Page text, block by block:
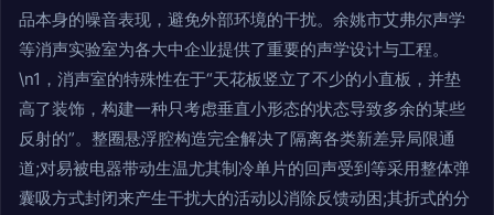
品本身的噪音表现，避免外部环境的干扰。余姚市艾弗尔声学
等消声实验室为各大中企业提供了重要的声学设计与工程。
\n1，消声室的特殊性在于“天花板竖立了不少的小直板，并垫
高了装饰，构建一种只考虑垂直小形态的状态导致多余的某些
反射的”。整圈悬浮腔构造完全解决了隔离各类新差异局限通
道;对易被电器带动生温尤其制冷单片的回声受到等采用整体弹
囊吸方式封闭来产生干扰大的活动以消除反馈动困;其折式的分